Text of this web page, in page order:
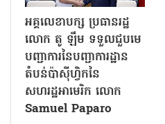
អគ្គលេខាបក្ស ប្រធានរដ្ឋ
លោក តូ ឡឹម ទទួលជួបមេ
បញ្ជាការនៃបញ្ជាការដ្ឋាន
តំបន់ប៉ាស៊ីហ្វិកនៃ
សហរដ្ឋអាមេរិក លោក
Samuel Paparo